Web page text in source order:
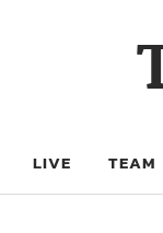
LIVE TEAM